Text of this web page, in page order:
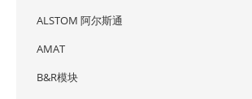
ALSTOM 阿尔斯通
AMAT
B&R模块